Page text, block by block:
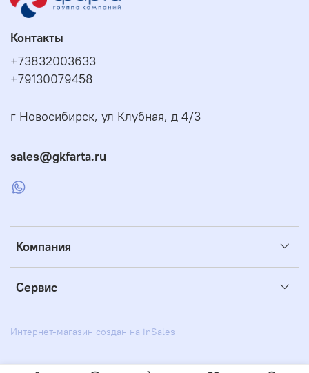
Компания
Сервис
Контакты
+73832003633
+79130079458
г Новосибирск, ул Клубная, д 4/3
sales@gkfarta.ru
Интернет-магазин создан на inSales